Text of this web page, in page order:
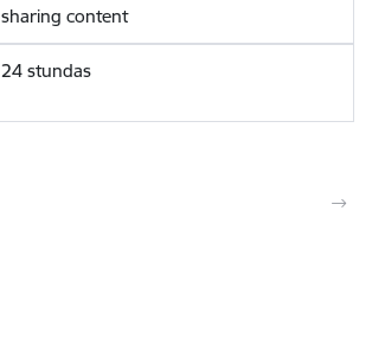
sharing content
24 stundas